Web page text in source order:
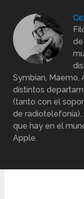
Symbian, Maemo,
distintos
(tanto con el
de radiotelefonía).
que hay en el
Apple.